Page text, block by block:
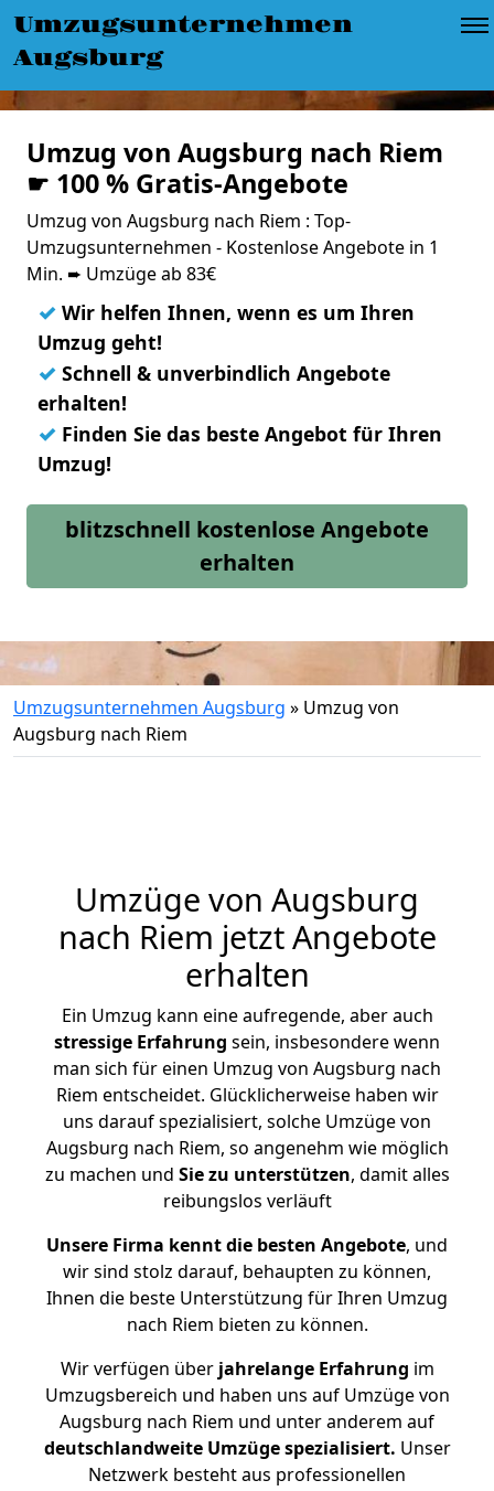
Umzugsunternehmen
Augsburg
Umzug von Augsburg nach Riem
☛ 100 % Gratis-Angebote
Umzug von Augsburg nach Riem : Top-
Umzugsunternehmen - Kostenlose Angebote in 1
Min. ➨ Umzüge ab 83€
✓ Wir helfen Ihnen, wenn es um Ihren
Umzug geht!
✓ Schnell & unverbindlich Angebote
erhalten!
✓ Finden Sie das beste Angebot für Ihren
Umzug!
blitzschnell kostenlose Angebote
erhalten
Umzugsunternehmen Augsburg » Umzug von
Augsburg nach Riem
Umzüge von Augsburg
nach Riem jetzt Angebote
erhalten
Ein Umzug kann eine aufregende, aber auch
stressige Erfahrung sein, insbesondere wenn
man sich für einen Umzug von Augsburg nach
Riem entscheidet. Glücklicherweise haben wir
uns darauf spezialisiert, solche Umzüge von
Augsburg nach Riem, so angenehm wie möglich
zu machen und Sie zu unterstützen, damit alles
reibungslos verläuft
Unsere Firma kennt die besten Angebote, und
wir sind stolz darauf, behaupten zu können,
Ihnen die beste Unterstützung für Ihren Umzug
nach Riem bieten zu können.
Wir verfügen überjahrelange Erfahrung im
Umzugsbereich und haben uns auf Umzüge von
Augsburg nach Riem und unter anderem auf
deutschlandweite Umzüge spezialisiert. Unser
Netzwerk besteht aus professionellen